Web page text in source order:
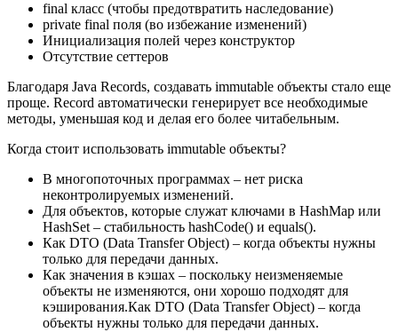
final класс (чтобы предотвратить наследование)
private final поля (во избежание изменений)
Инициализация полей через конструктор
Отсутствие сеттеров
Благодаря Java Records, создавать immutable объекты стало еще
проще. Record автоматически генерирует все необходимые
методы, уменьшая код и делая его более читабельным.
Когда стоит использовать immutable объекты?
В многопоточных программах – нет риска
неконтролируемых изменений.
Для объектов, которые служат ключами в HashMap или
HashSet – стабильность hashCode() и equals().
Как DTO (Data Transfer Object) – когда объекты нужны
только для передачи данных.
Как значения в кэшах – поскольку неизменяемые
объекты не изменяются, они хорошо подходят для
кэширования.Как DTO (Data Transfer Object) – когда
объекты нужны только для передачи данных.